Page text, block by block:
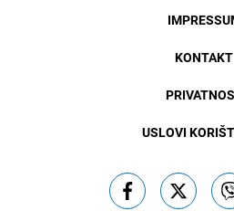
KONTAKT
USLOVI